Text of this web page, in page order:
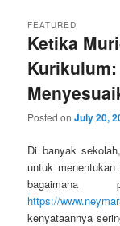
Ketika
FEATURED
Posted onJuly 20,
Di banyak
untuk
bagaimana
https://
kenyataannya